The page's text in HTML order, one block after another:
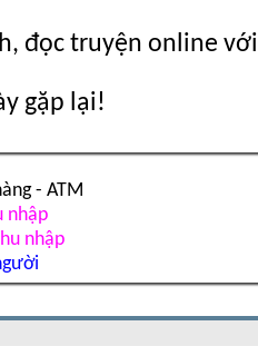
đọc truyện online
gặp lại!
- ATM
nhập
nhập